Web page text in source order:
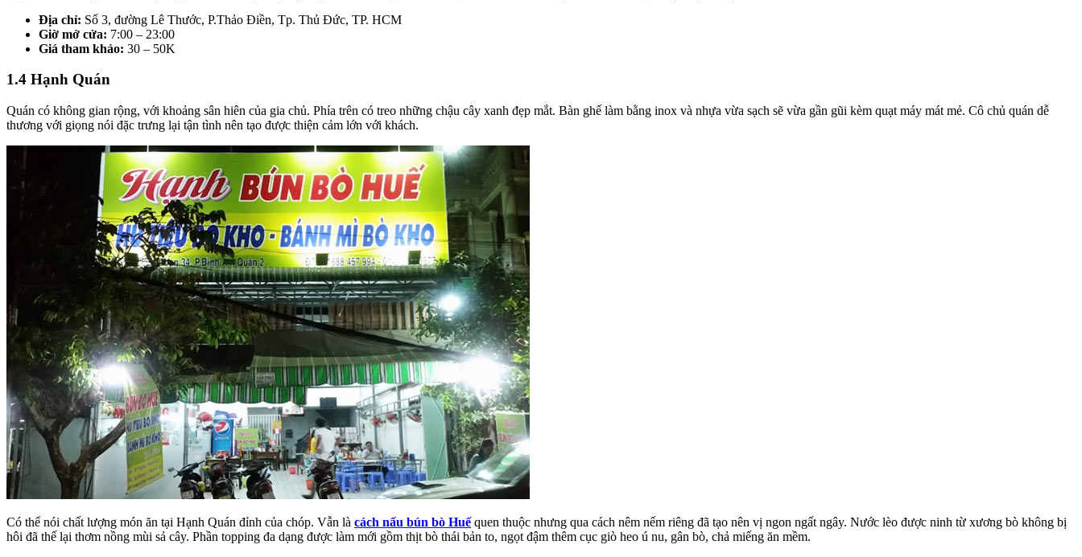
Địa chỉ: Số 3, đường Lê Thước, P.Thảo Điền, Tp. Thủ Đức, TP. HCM
Giờ mở cửa: 7:00 – 23:00
Giá tham khảo: 30 – 50K
1.4 Hạnh Quán
Quán có không gian rộng, với khoảng sân hiên của gia chủ. Phía trên có treo những chậu cây xanh đẹp mắt. Bàn ghế làm bằng inox và nhựa vừa sạch sẽ vừa gần gũi kèm quạt máy mát mẻ. Cô chủ quán dễ
thương với giọng nói đặc trưng lại tận tình nên tạo được thiện cảm lớn với khách.
Có thể nói chất lượng món ăn tại Hạnh Quán đỉnh của chóp. Vẫn là cách nấu bún bò Huếquen thuộc nhưng qua cách nêm nếm riêng đã tạo nên vị ngon ngất ngây. Nước lèo được ninh từ xương bò không bị
hôi đã thế lại thơm nồng mùi sả cây. Phần topping đa dạng được làm mới gồm thịt bò thái bản to, ngọt đậm thêm cục giò heo ú nu, gân bò, chả miếng ăn mềm.